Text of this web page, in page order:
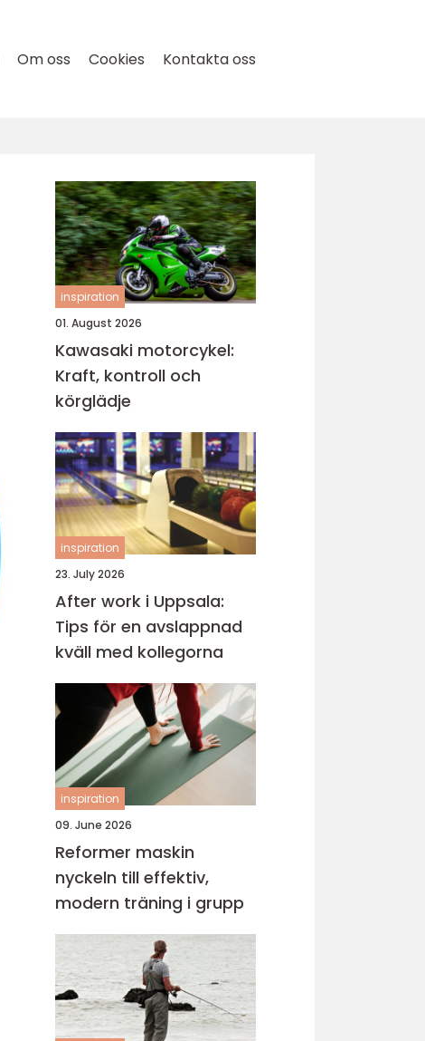
Om oss Cookies Kontakta oss
inspiration
01. August 2026
Kawasaki motorcykel:
Kraft, kontroll och
körglädje
inspiration
23. July 2026
After work i Uppsala:
Tips för en avslappnad
kväll med kollegorna
inspiration
09. June 2026
Reformer maskin
nyckeln till effektiv,
modern träning i grupp